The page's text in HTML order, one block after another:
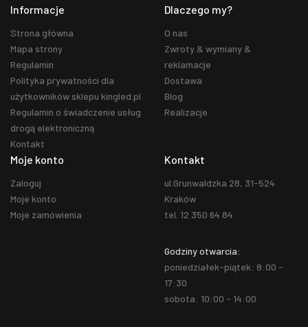
Informacje
Strona główna
Mapa strony
Regulamin
Polityka prywatności dla
użytkowników sklepu kingled.pl
Regulamin o świadczenie usług
drogą elektroniczną
Kontakt
Dlaczego my?
O nas
Zwroty & wymiany &
reklamacje
Dostawa
Blog
Realizacje
Moje konto
Zaloguj
Moje konto
Moje zamówienia
Kontakt
ul.Grunwaldzka 28, 31-524
Kraków
tel. 12 350 64 84
Godziny otwarcia:
poniedziałek-piątek: 8:00 -
17:30
sobota: 10:00 - 14:00